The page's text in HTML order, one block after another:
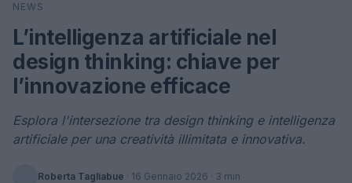
Cerca
NEWS
L’intelligenza artificiale nel
design thinking: chiave per
l’innovazione efficace
Esplora l'intersezione tra design thinking e intelligenza
artificiale per una creatività illimitata e innovativa.
Roberta Tagliabue · 16 Gennaio 2026 · 3 min